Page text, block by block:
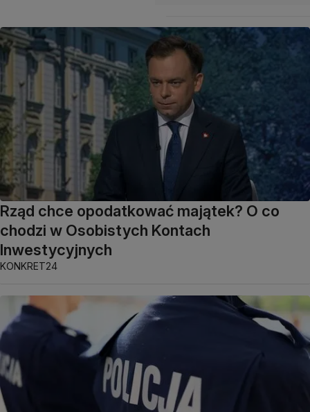
Rząd chce opodatkować majątek? O co
chodzi w Osobistych Kontach
Inwestycyjnych
KONKRET24